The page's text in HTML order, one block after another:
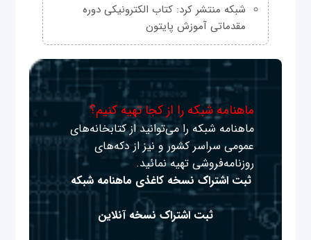
شبکه منتشر کرد: کتاب الکترونیکی دوره
مقدماتی آموزش پایتون
ماهنامه شبکه را از کجا تهیه کنیم؟
ماهنامه شبکه را می‌توانید از کتابخانه‌های
عمومی سراسر کشور و نیز از دکه‌های
روزنامه‌فروشی تهیه نمائید.
ثبت اشتراک نسخه کاغذی ماهنامه شبکه
ثبت اشتراک نسخه آنلاین